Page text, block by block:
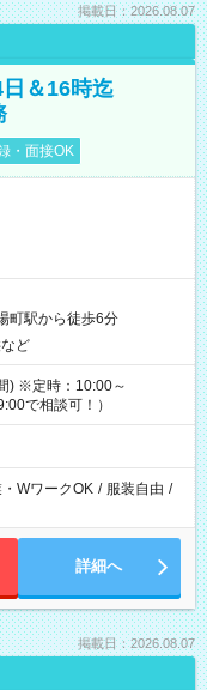
掲載日：2026.08.07
＆16時迄
・面接OK
町駅から徒歩6分
ど
) ※定時：10:00～
で相談可！）
WワークOK / 服装自由 /
詳細へ
掲載日：2026.08.07